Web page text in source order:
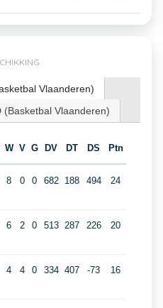
Vlaanderen)
(Basketbal Vlaanderen)
W V G DV DT DS Ptn
8 0 0 682 188 494 24
6 2 0 513 287 226 20
4 4 0 334 407 -73 16